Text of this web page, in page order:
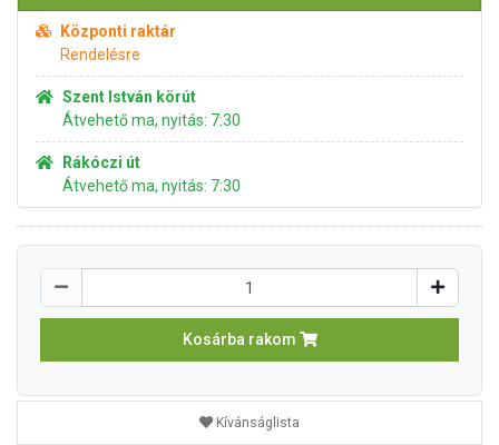
Központi raktár
Rendelésre
Szent István körút
Átvehető ma, nyitás: 7:30
Rákóczi út
Átvehető ma, nyitás: 7:30
Kosárba rakom
Kívánságlista